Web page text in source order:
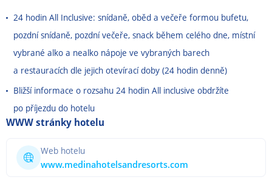
24 hodin All Inclusive: snídaně, oběd a večeře formou bufetu,
pozdní snídaně, pozdní večeře, snack během celého dne, místní
vybrané alko a nealko nápoje ve vybraných barech
a restauracích dle jejich otevírací doby (24 hodin denně)
Bližší informace o rozsahu 24 hodin All inclusive obdržíte
po příjezdu do hotelu
WWW stránky hotelu
Web hotelu
www.medinahotelsandresorts.com